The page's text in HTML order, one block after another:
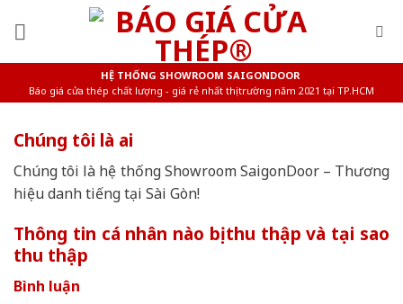
HỆ THỐNG SHOWROOM SAIGONDOOR
Báo giá cửa thép chất lượng - giá rẻ nhất thị trường năm 2021 tại TP.HCM
Chúng tôi là ai
Chúng tôi là hệ thống Showroom SaigonDoor – Thương
hiệu danh tiếng tại Sài Gòn!
Thông tin cá nhân nào bị thu thập và tại sao
thu thập
Bình luận